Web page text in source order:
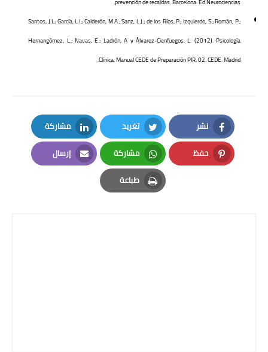
prevención de recaídas. Barcelona: Ed.Neurociencias.
Santos, J.L; García, L.I.; Calderón, M.A.; Sanz, L.J.; de los Ríos, P.; Izquierdo, S.; Román, P.;
Hernangómez, L.; Navas, E.; Ladrón, A y Álvarez-Cienfuegos, L. (2012). Psicología
Clínica. Manual CEDE de Preparación PIR, 02. CEDE. Madrid.
نشر
Facebook
تغريد
Twitter
مشاركة
LinkedIn
حفظ
Pinterest
مشاركة
Whatsapp
إرسال
Email
طباعة
Print